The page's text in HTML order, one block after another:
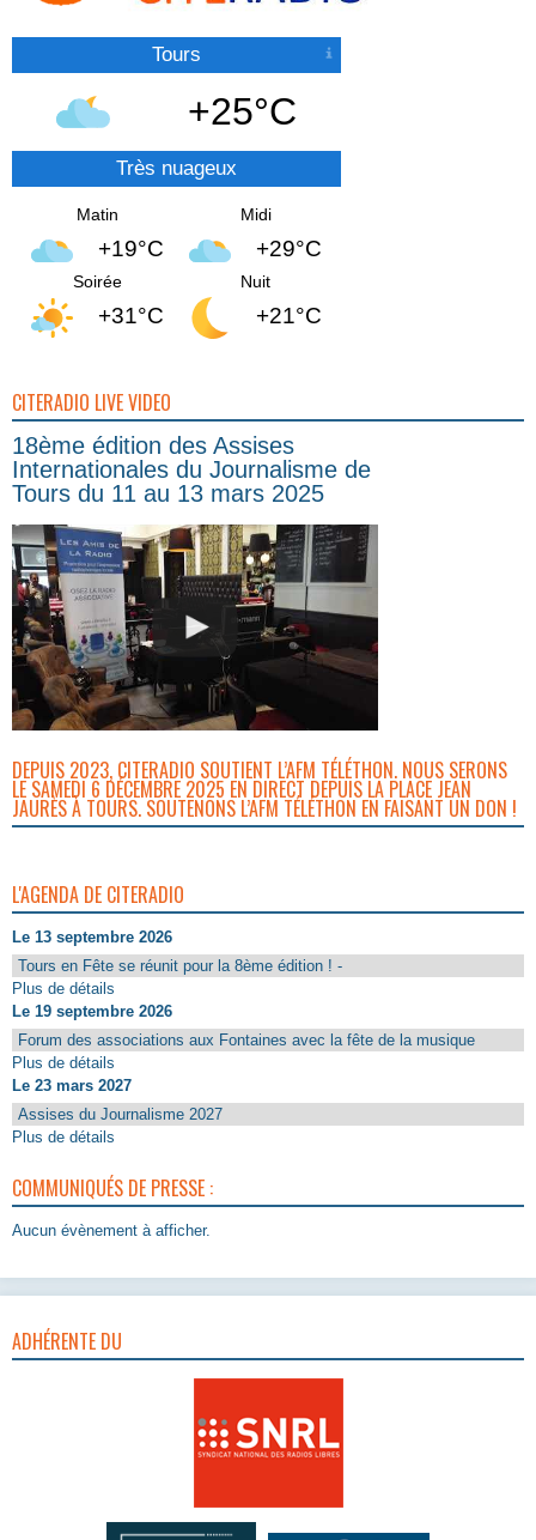
Tours
+25°C
Très nuageux
Matin
+19°C
Midi
+29°C
Soirée
+31°C
Nuit
+21°C
CITERADIO LIVE VIDEO
18ème édition des Assises
Internationales du Journalisme de
Tours du 11 au 13 mars 2025
DEPUIS 2023, CITERADIO SOUTIENT L’AFM TÉLÉTHON. NOUS SERONS
LE SAMEDI 6 DÉCEMBRE 2025 EN DIRECT DEPUIS LA PLACE JEAN
JAURÈS À TOURS. SOUTENONS L’AFM TÉLÉTHON EN FAISANT UN DON !
L'AGENDA DE CITERADIO
Le 13 septembre 2026
Tours en Fête se réunit pour la 8ème édition ! -
Plus de détails
Le 19 septembre 2026
Forum des associations aux Fontaines avec la fête de la musique
Plus de détails
Le 23 mars 2027
Assises du Journalisme 2027
Plus de détails
COMMUNIQUÉS DE PRESSE :
Aucun évènement à afficher.
ADHÉRENTE DU